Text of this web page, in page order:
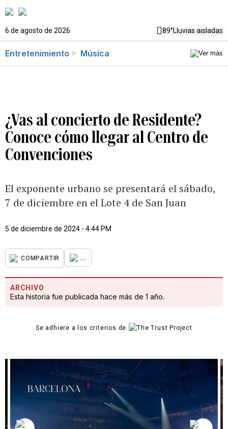
6 de agosto de 2026 89°Lluvias aisladas
Entretenimiento Música
¿Vas al concierto de Residente?
Conoce cómo llegar al Centro de
Convenciones
El exponente urbano se presentará el sábado,
7 de diciembre en el Lote 4 de San Juan
5 de diciembre de 2024 - 4:44 PM
COMPARTIR ...
ARCHIVO
Esta historia fue publicada hace más de 1 año.
Se adhiere a los criterios de